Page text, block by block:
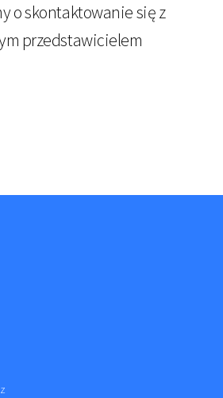
o skontaktowanie się z
przedstawicielem